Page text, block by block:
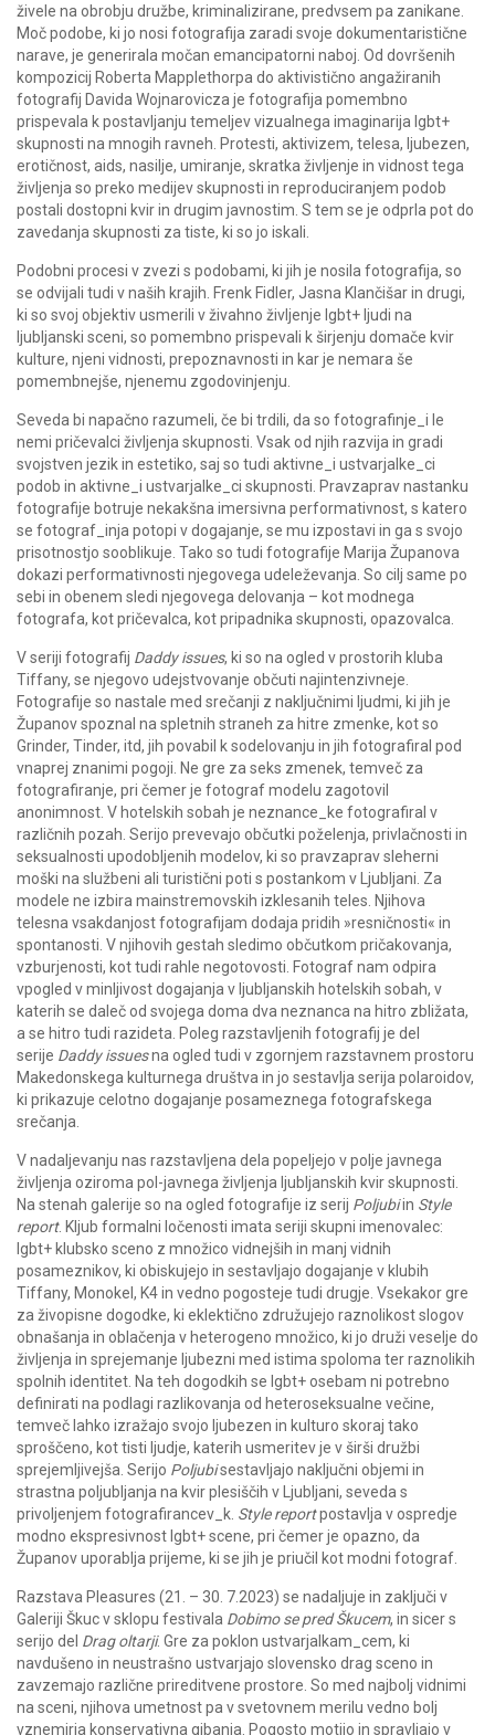
živele na obrobju družbe, kriminalizirane, predvsem pa zanikane.
Moč podobe, ki jo nosi fotografija zaradi svoje dokumentaristične
narave, je generirala močan emancipatorni naboj. Od dovršenih
kompozicij Roberta Mapplethorpa do aktivistično angažiranih
fotografij Davida Wojnarovicza je fotografija pomembno
prispevala k postavljanju temeljev vizualnega imaginarija lgbt+
skupnosti na mnogih ravneh. Protesti, aktivizem, telesa, ljubezen,
erotičnost, aids, nasilje, umiranje, skratka življenje in vidnost tega
življenja so preko medijev skupnosti in reproduciranjem podob
postali dostopni kvir in drugim javnostim. S tem se je odprla pot do
zavedanja skupnosti za tiste, ki so jo iskali.
Podobni procesi v zvezi s podobami, ki jih je nosila fotografija, so
se odvijali tudi v naših krajih. Frenk Fidler, Jasna Klančišar in drugi,
ki so svoj objektiv usmerili v živahno življenje lgbt+ ljudi na
ljubljanski sceni, so pomembno prispevali k širjenju domače kvir
kulture, njeni vidnosti, prepoznavnosti in kar je nemara še
pomembnejše, njenemu zgodovinjenju.
Seveda bi napačno razumeli, če bi trdili, da so fotografinje_i le
nemi pričevalci življenja skupnosti. Vsak od njih razvija in gradi
svojstven jezik in estetiko, saj so tudi aktivne_i ustvarjalke_ci
podob in aktivne_i ustvarjalke_ci skupnosti. Pravzaprav nastanku
fotografije botruje nekakšna imersivna performativnost, s katero
se fotograf_inja potopi v dogajanje, se mu izpostavi in ga s svojo
prisotnostjo sooblikuje. Tako so tudi fotografije Marija Županova
dokazi performativnosti njegovega udeleževanja. So cilj same po
sebi in obenem sledi njegovega delovanja – kot modnega
fotografa, kot pričevalca, kot pripadnika skupnosti, opazovalca.
V seriji fotografij Daddy issues, ki so na ogled v prostorih kluba
Tiffany, se njegovo udejstvovanje občuti najintenzivneje.
Fotografije so nastale med srečanji z naključnimi ljudmi, ki jih je
Županov spoznal na spletnih straneh za hitre zmenke, kot so
Grinder, Tinder, itd, jih povabil k sodelovanju in jih fotografiral pod
vnaprej znanimi pogoji. Ne gre za seks zmenek, temveč za
fotografiranje, pri čemer je fotograf modelu zagotovil
anonimnost. V hotelskih sobah je neznance_ke fotografiral v
različnih pozah. Serijo prevevajo občutki poželenja, privlačnosti in
seksualnosti upodobljenih modelov, ki so pravzaprav sleherni
moški na službeni ali turistični poti s postankom v Ljubljani. Za
modele ne izbira mainstremovskih izklesanih teles. Njihova
telesna vsakdanjost fotografijam dodaja pridih »resničnosti« in
spontanosti. V njihovih gestah sledimo občutkom pričakovanja,
vzburjenosti, kot tudi rahle negotovosti. Fotograf nam odpira
vpogled v minljivost dogajanja v ljubljanskih hotelskih sobah, v
katerih se daleč od svojega doma dva neznanca na hitro zbližata,
a se hitro tudi razideta. Poleg razstavljenih fotografij je del
serije Daddy issuesna ogled tudi v zgornjem razstavnem prostoru
Makedonskega kulturnega društva in jo sestavlja serija polaroidov,
ki prikazuje celotno dogajanje posameznega fotografskega
srečanja.
V nadaljevanju nas razstavljena dela popeljejo v polje javnega
življenja oziroma pol-javnega življenja ljubljanskih kvir skupnosti.
Na stenah galerije so na ogled fotografije iz serij Poljubiin Style
report. Kljub formalni ločenosti imata seriji skupni imenovalec:
lgbt+ klubsko sceno z množico vidnejših in manj vidnih
posameznikov, ki obiskujejo in sestavljajo dogajanje v klubih
Tiffany, Monokel, K4 in vedno pogosteje tudi drugje. Vsekakor gre
za živopisne dogodke, ki eklektično združujejo raznolikost slogov
obnašanja in oblačenja v heterogeno množico, ki jo druži veselje do
življenja in sprejemanje ljubezni med istima spoloma ter raznolikih
spolnih identitet. Na teh dogodkih se lgbt+ osebam ni potrebno
definirati na podlagi razlikovanja od heteroseksualne večine,
temveč lahko izražajo svojo ljubezen in kulturo skoraj tako
sproščeno, kot tisti ljudje, katerih usmeritev je v širši družbi
sprejemljivejša. Serijo Poljubisestavljajo naključni objemi in
strastna poljubljanja na kvir plesiščih v Ljubljani, seveda s
privoljenjem fotografirancev_k. Style reportpostavlja v ospredje
modno ekspresivnost lgbt+ scene, pri čemer je opazno, da
Županov uporablja prijeme, ki se jih je priučil kot modni fotograf.
Razstava Pleasures (21. – 30. 7.2023) se nadaljuje in zaključi v
Galeriji Škuc v sklopu festivala Dobimo se pred Škucem, in sicer s
serijo del Drag oltarji. Gre za poklon ustvarjalkam_cem, ki
navdušeno in neustrašno ustvarjajo slovensko drag sceno in
zavzemajo različne prireditvene prostore. So med najbolj vidnimi
na sceni, njihova umetnost pa v svetovnem merilu vedno bolj
vznemirja konservativna gibanja. Pogosto motijo in spravljajo v